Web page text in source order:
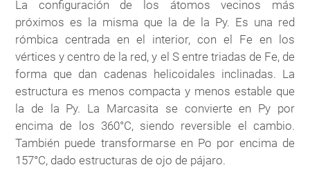
La configuración de los átomos vecinos más
próximos es la misma que la de la Py. Es una red
rómbica centrada en el interior, con el Fe en los
vértices y centro de la red, y el S entre triadas de Fe, de
forma que dan cadenas helicoidales inclinadas. La
estructura es menos compacta y menos estable que
la de la Py. La Marcasita se convierte en Py por
encima de los 360°C, siendo reversible el cambio.
También puede transformarse en Po por encima de
157°C, dado estructuras de ojo de pájaro.